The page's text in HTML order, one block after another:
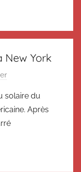
New York
solaire du
Après